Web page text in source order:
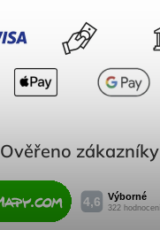
Ověřeno zákazníky